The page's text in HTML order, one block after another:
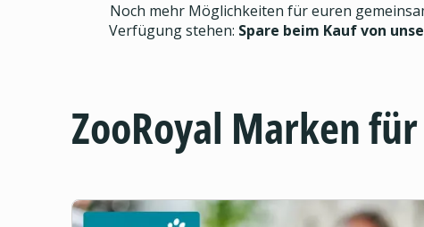
Noch mehr Möglichkeiten für euren
Verfügung stehen: Spare beim Kauf von
ZooRoyal Marken